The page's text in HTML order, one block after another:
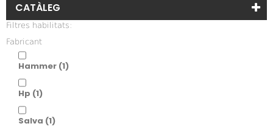
VEHICLES
VEHICULOS INDUSTRIALES
NAVAL
EMPRESAS CONCURSALES
CONSUMO
CATÀLEG
Filtres habilitats:
Fabricant
Hammer (1)
Hp (1)
Salva (1)